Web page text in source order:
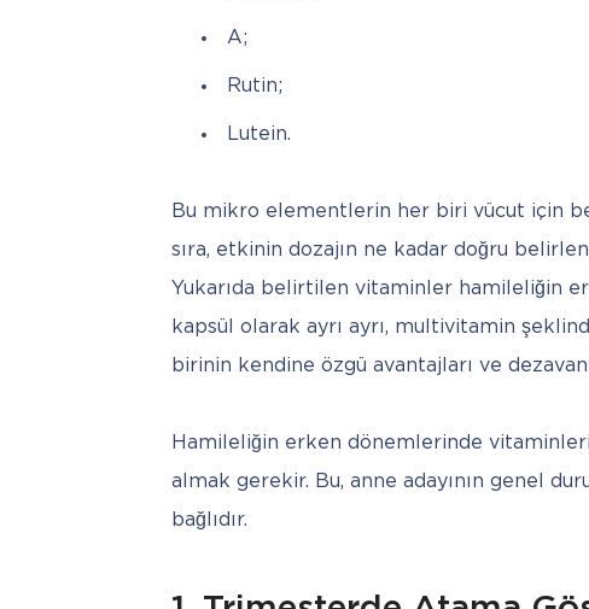
A;
Rutin;
Lutein.
Bu mikro elementlerin her biri vücut için
sıra, etkinin dozajın ne kadar doğru
Yukarıda belirtilen vitaminler hamileliğin
kapsül olarak ayrı ayrı, multivitamin
birinin kendine özgü avantajları ve
Hamileliğin erken dönemlerinde
almak gerekir. Bu, anne adayının genel
bağlıdır.